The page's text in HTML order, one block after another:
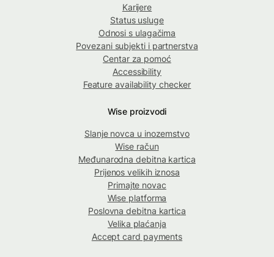
Karijere
Status usluge
Odnosi s ulagačima
Povezani subjekti i partnerstva
Centar za pomoć
Accessibility
Feature availability checker
Wise proizvodi
Slanje novca u inozemstvo
Wise račun
Međunarodna debitna kartica
Prijenos velikih iznosa
Primajte novac
Wise platforma
Poslovna debitna kartica
Velika plaćanja
Accept card payments